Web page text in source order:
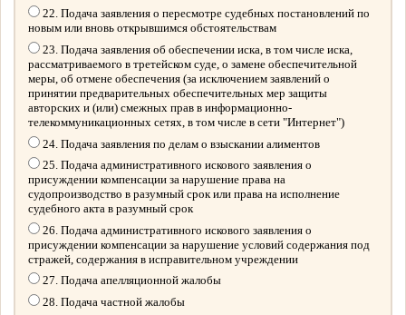
22. Подача заявления о пересмотре судебных постановлений по
новым или вновь открывшимся обстоятельствам
23. Подача заявления об обеспечении иска, в том числе иска,
рассматриваемого в третейском суде, о замене обеспечительной
меры, об отмене обеспечения (за исключением заявлений о
принятии предварительных обеспечительных мер защиты
авторских и (или) смежных прав в информационно-
телекоммуникационных сетях, в том числе в сети "Интернет")
24. Подача заявления по делам о взыскании алиментов
25. Подача административного искового заявления о
присуждении компенсации за нарушение права на
судопроизводство в разумный срок или права на исполнение
судебного акта в разумный срок
26. Подача административного искового заявления о
присуждении компенсации за нарушение условий содержания под
стражей, содержания в исправительном учреждении
27. Подача апелляционной жалобы
28. Подача частной жалобы